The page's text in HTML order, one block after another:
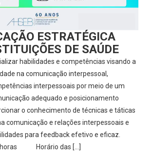
ESTRATÉGICA
DE SAÚDE
habilidades e competências visando a
na comunicação interpessoal,
interpessoais por meio de um
adequado e posicionamento
o conhecimento de técnicas e táticas
comunicação e relações interpessoais e
para feedback efetivo e eficaz.
horas Horário das […]